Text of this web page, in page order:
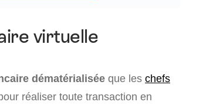
virtuelle
dématérialisée que les chefs
réaliser toute transaction en